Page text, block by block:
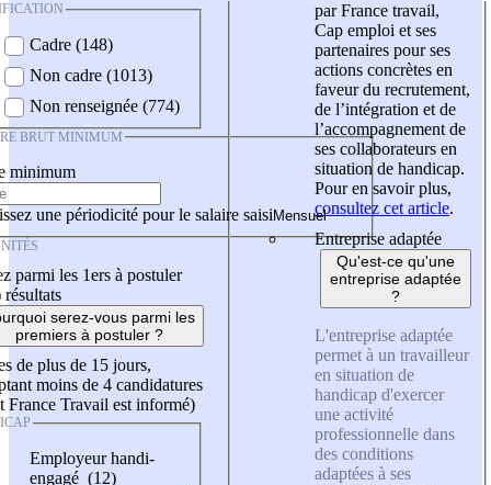
Cadre (148)
Non cadre (1013)
Non renseignée (774)
BRUT MINIMUM
minimum
une périodicité pour le salaire saisi
parmi les 1ers à postuler
résultats
serez-vous parmi les
premiers à postuler ?
de plus de 15 jours,
moins de 4 candidatures
France Travail est informé)
Employeur handi-
engagé (12)
par France travail,
Cap emploi et ses
partenaires pour ses
actions concrètes en
faveur du recrutement,
de l’intégration et de
l’accompagnement de
ses collaborateurs en
situation de handicap.
Pour en savoir plus,
consultez cet article.
Entreprise adaptée
Qu'est-ce qu'une
entreprise adaptée
?
L'entreprise adaptée
permet à un travailleur
en situation de
handicap d'exercer
une activité
professionnelle dans
des conditions
adaptées à ses